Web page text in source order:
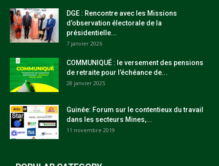
DGE : Rencontre avec les Missions
d’observation électorale de la
présidentielle...
7 janvier 2026
COMMUNIQUÉ : le versement des pensions
de retraite pour l’échéance de...
28 janvier 2025
Guinée: Forum sur le contentieux du travail
dans les secteurs Mines,...
11 novembre 2019